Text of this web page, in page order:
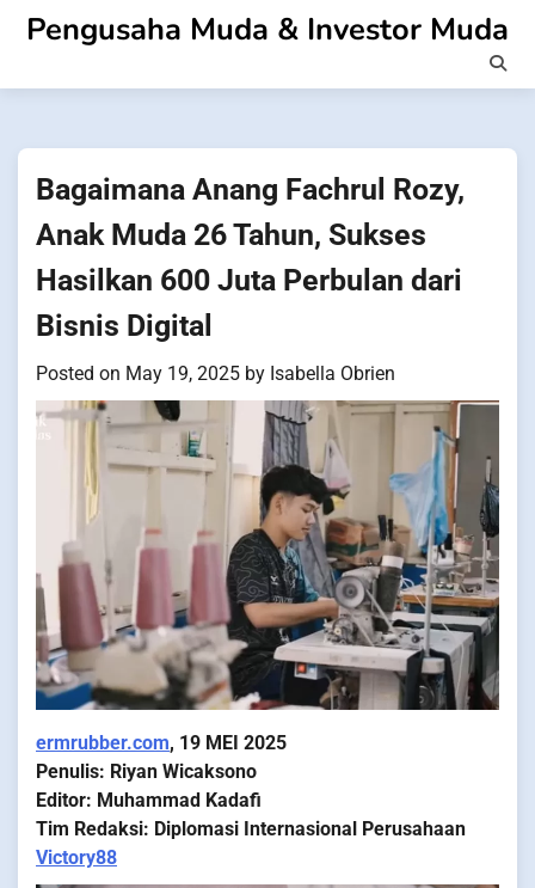
SkipPengusaha Muda & Investor Muda
Bagaimana Anang Fachrul Rozy,
Anak Muda 26 Tahun, Sukses
Hasilkan 600 Juta Perbulan dari
Bisnis Digital
Posted on May 19, 2025 by Isabella Obrien
ermrubber.com, 19 MEI 2025
Penulis: Riyan Wicaksono
Editor: Muhammad Kadafi
Tim Redaksi: Diplomasi Internasional Perusahaan
Victory88